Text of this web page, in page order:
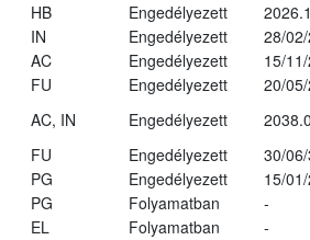
HB Engedélyezett
IN Engedélyezett
28/
AC Engedélyezett
15/
FU Engedélyezett
20/
AC, IN Engedélyezett
FU Engedélyezett
30/
PG Engedélyezett
15/
PG Folyamatban
-
EL Folyamatban
-